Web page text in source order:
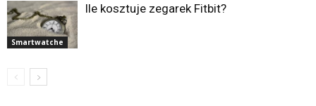
Smartwatche
Ile kosztuje zegarek Fitbit?